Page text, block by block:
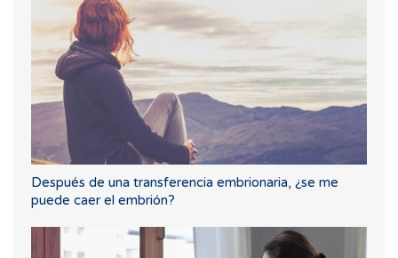
Después de una transferencia embrionaria, ¿se me
puede caer el embrión?